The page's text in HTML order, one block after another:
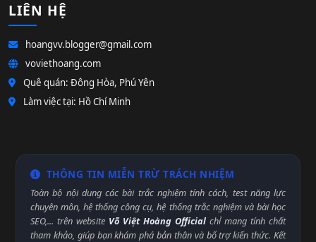
LIÊN HỆ
hoangvv.blogger@gmail.com
voviethoang.com
Quê quán: Đông Hòa, Phú Yên
Làm việc tại: Hồ Chí Minh
THÔNG TIN MIỄN TRỪ TRÁCH NHIỆM
Toàn bộ nội dung các bài trắc nghiệm tính cách, test năng lực
chuyên môn, hệ thống công cụ, hệ thống trắc nghiệm và bài học
SEO,... trên website Võ Việt Hoàng Official chỉ mang tính chất
tham khảo, giúp bạn khám phá bản thân và bổ trợ kiến thức. Kết